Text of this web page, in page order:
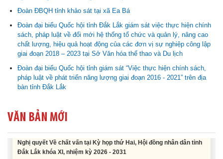
Đoàn ĐBQH tỉnh khảo sát tại xã Ea Bá
Đoàn đại biểu Quốc hội tỉnh Đắk Lắk giám sát việc thực hiện chính
sách, pháp luật về đổi mới hệ thống tổ chức và quản lý, nâng cao
chất lượng, hiệu quả hoạt động của các đơn vị sự nghiệp công lập
giai đoạn 2018 – 2023 tại Sở Văn hóa thể thao và Du lịch
Đoàn đại biểu Quốc hội tỉnh giám sát “Việc thực hiện chính sách,
pháp luật về phát triển năng lượng giai đoạn 2016 - 2021” trên địa
bàn tỉnh Đắk Lắk
VĂN BẢN MỚI
Nghị quyết Cho ý kiến về cam kết bố trí nguồn vốn đối ứng ngân
sách địa phương để thực hiện Dự án Xây dựng Trụ sở làm...
Nghị quyết về việc phân bổ kế hoạch vốn đầu tư phát triển được
phép kéo dài thời gian sang năm 2026 thực hiện và giải...
Nghị quyết Vê việc điều chinh và phân bổ chi tiết kế hoạch đầu tư
Nghị quyết Về chất vấn tại Kỳ họp thứ Hai, Hội đồng nhân dân tỉnh
Đắk Lắk khóa XI, nhiệm kỳ 2026 - 2031